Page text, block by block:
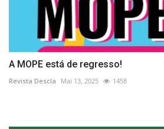
A MOPE está de regresso!
Revista Descla Mai 13, 2025 1458